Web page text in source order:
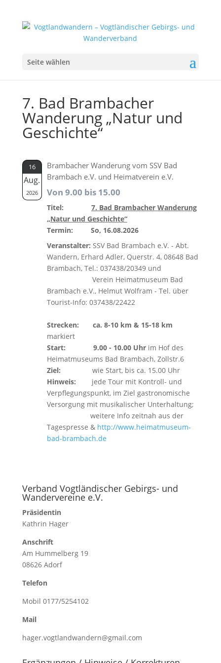
Seite wählen
7. Bad Brambacher
Wanderung „Natur und
Geschichte“
16
Aug.
2026
Brambacher Wanderung vom SSV Bad
Brambach e.V. und Heimatverein e.V.
Von 9.00 bis 15.00
Titel: 7. Bad Brambacher Wanderung
„Natur und Geschichte“
Termin: So, 16.08.2026
Veranstalter: SSV Bad Brambach e.V. - Abt.
Wandern, Erhard Adler, Querstr. 4, 08648 Bad
Brambach, Tel.: 037438/20349 und
Verein Heimatmuseum Bad
Brambach e.V., Helmut Wolfram - Tel. über
Tourist-Info: 037438/22422
Strecken:
ca. 8-10 km & 15-18 km
markiert
Start: 9.00 - 10.00 Uhr im Hof des
Heimatmuseums Bad Brambach, Zollstr.6
Ziel: wie Start, bis ca. 15.00 Uhr
Hinweis: jede Tour mit Kontroll- und
Verpflegungspunkt, im Ziel gastronomische
Versorgung mit musikalischer Unterhaltung;
weitere Info zeitnah aus der
Tagespresse & http://www.heimatmuseum-
bad-brambach.de
Verband Vogtländischer Gebirgs- und
Wandervereine e.V.
Präsidentin
Kathrin Hager
Anschrift
Am Hummelberg 19
08626 Adorf
Telefon
Mobil 0177/5254102
Mail
hager.vogtlandwandern@gmail.com